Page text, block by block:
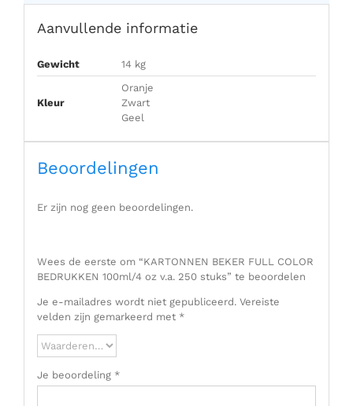
Aanvullende informatie
Gewicht 14 kg
Kleur
Oranje
Zwart
Geel
Beoordelingen
Er zijn nog geen beoordelingen.
Wees de eerste om “KARTONNEN BEKER FULL COLOR
BEDRUKKEN 100ml/4 oz v.a. 250 stuks” te beoordelen
Je e-mailadres wordt niet gepubliceerd. Vereiste
velden zijn gemarkeerd met *
Je beoordeling *